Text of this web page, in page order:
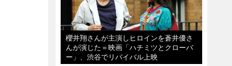
櫻井翔さんが主演しヒロインを蒼井優さ
んが演じた＝映画「ハチミツとクローバ
ー」、渋谷でリバイバル上映